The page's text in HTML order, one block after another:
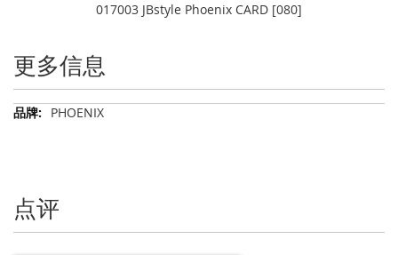
017003 JBstyle Phoenix CARD [080]
更多信息
更
PHOENIX
点评